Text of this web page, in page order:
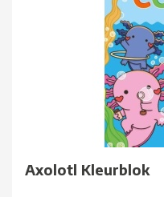
Axolotl Kleurblok